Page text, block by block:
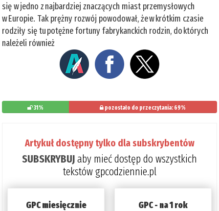
się w jedno z najbardziej znaczących miast przemysłowych
w Europie. Tak prężny rozwój powodował, że w krótkim czasie
rodziły się tu potężne fortuny fabrykanckich rodzin, do których
należeli również
31% pozostało do przeczytania: 69%
Artykuł dostępny tylko dla subskrybentów
SUBSKRYBUJaby mieć dostęp do wszystkich
tekstów gpcodziennie.pl
GPC miesięcznie GPC - na 1 rok